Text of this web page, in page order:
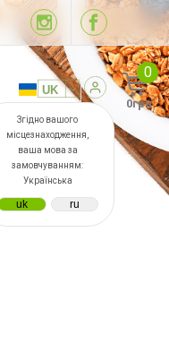
Згідно вашого
місцезнаходження,
ваша мова за
замовчуванням:
Українська
0
0грн